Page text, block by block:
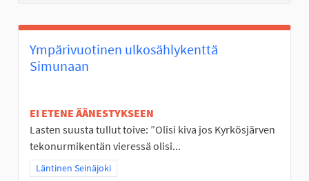
Ympärivuotinen ulkosählykenttä
Simunaan
EI ETENE ÄÄNESTYKSEEN
Lasten suusta tullut toive: ”Olisi kiva jos Kyrkösjärven
tekonurmikentän vieressä olisi...
Rajaa tulokset teeman mukaan: Läntinen Seinäjoki
Läntinen Seinäjoki